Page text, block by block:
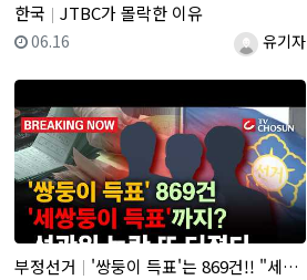
한국 JTBC가 몰락한 이유
등록자유기자
등록일
06.16
부정선거 '쌍둥이 득표'는 869건!! "세쌍둥이 득표"?! 선관위 지방선거 논란